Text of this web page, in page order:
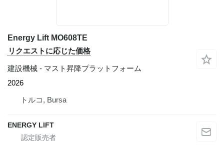
Energy Lift MO608TE
リクエストに応じた価格
建設機械 - マスト昇降プラットフォーム
2026
トルコ, Bursa
ENERGY LIFT